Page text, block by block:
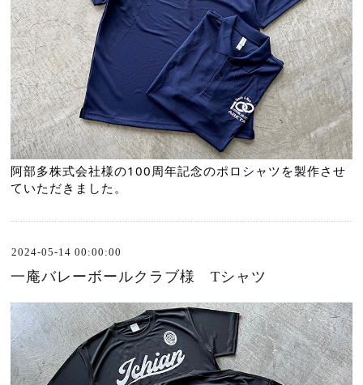
阿部多株式会社様の100周年記念のポロシャツを製作させ
ていただきました。
2024-05-14 00:00:00
一庵バレーボールクラブ様 Tシャツ